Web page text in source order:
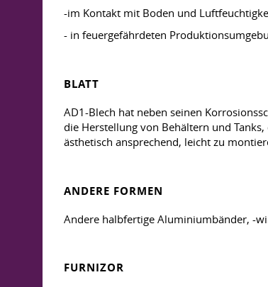
-im Kontakt mit Boden und
- in feuergefährdeten
BLATT
AD1-Blech hat neben seinen
die Herstellung von Behältern und
ästhetisch ansprechend, leicht zu
ANDERE FORMEN
Andere halbfertige Aluminiumbänder, -
FURNIZOR